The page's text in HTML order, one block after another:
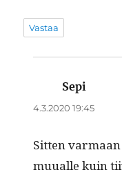
Vastaa
Sepi
4.3.2020 19:45
Sit­ten
muualle kuin